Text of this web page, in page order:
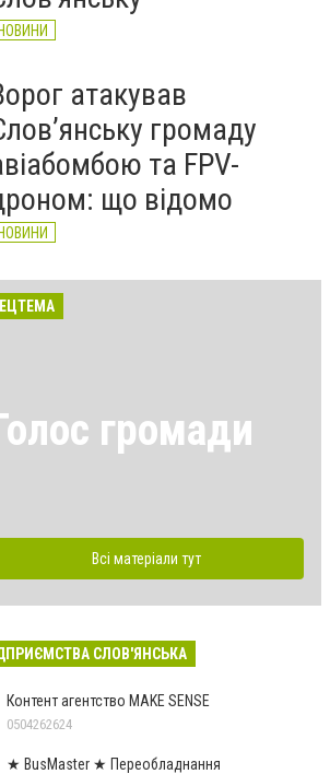
НОВИНИ
атакував
громаду
та FPV-
що відомо
НОВИНИ
громади
Всі матеріали тут
СЛОВ'ЯНСЬКА
Контент агентство MAKE SENSE
0504262624
★ BusMaster ★ Переобладнання